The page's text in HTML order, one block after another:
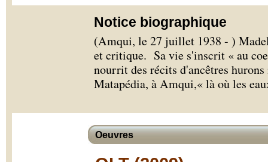
Notice biographique
(Amqui, le 27 juillet 1938 - )
et critique. Sa vie s'inscrit « au
nourrit des récits d'ancêtres
Matapédia, à Amqui,« là où les
Oeuvres